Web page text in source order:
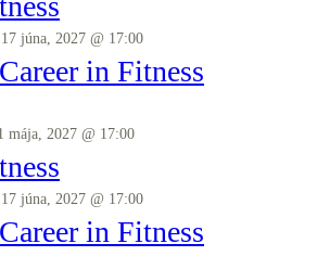
17 júna, 2027 @ 17:00
in Fitness
mája, 2027 @ 17:00
17 júna, 2027 @ 17:00
in Fitness